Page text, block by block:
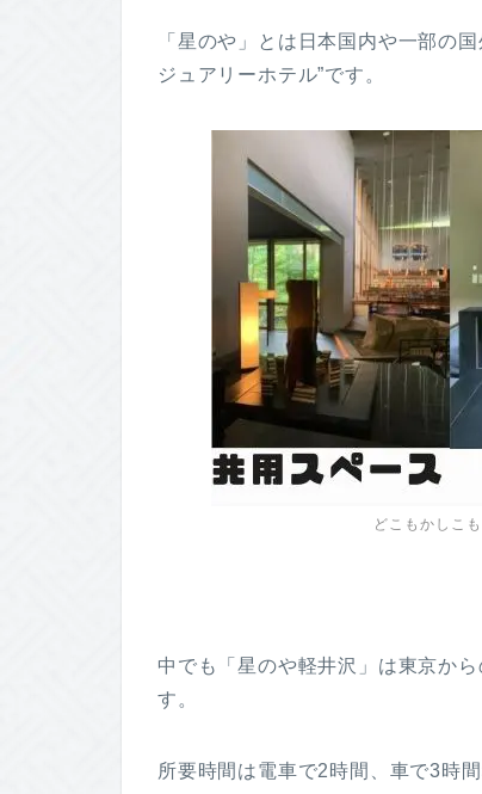
「星のや」とは日本国内や一部の
ジュアリーホテル”です。
どこもかしこ
中でも「星のや軽井沢」は東京か
す。
所要時間は電車で2時間、車で3時間